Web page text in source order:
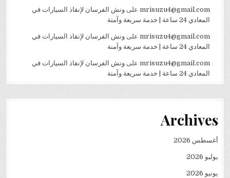
mrisuzu4@gmail.comعلى ونش الفرسان لإنقاذ السيارات في
المعادي 24 ساعة | خدمة سريعة وآمنة
mrisuzu4@gmail.comعلى ونش الفرسان لإنقاذ السيارات في
المعادي 24 ساعة | خدمة سريعة وآمنة
mrisuzu4@gmail.comعلى ونش الفرسان لإنقاذ السيارات في
المعادي 24 ساعة | خدمة سريعة وآمنة
Archives
أغسطس 2026
يوليو 2026
يونيو 2026